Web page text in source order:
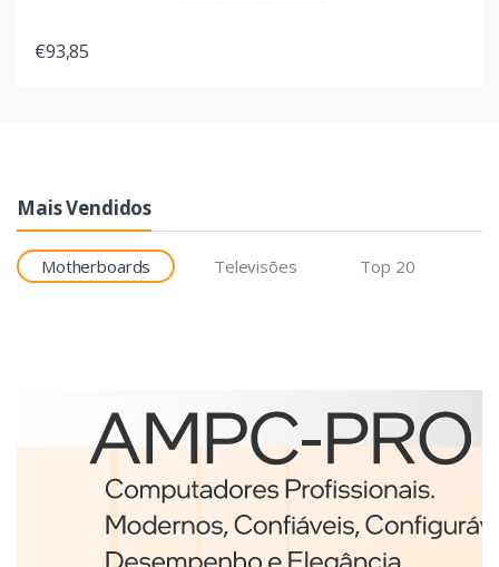
€93,85
Mais Vendidos
Motherboards Televisões Top 20
Etiquetas
Brother BCS-1J074102-121
etiqueta para impressão
Branco
€98,75